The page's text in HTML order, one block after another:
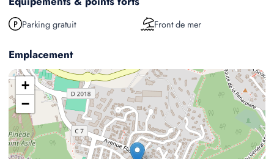
Parking gratuit Front de mer
Emplacement
+
−